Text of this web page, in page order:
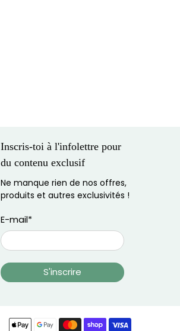
Inscris-toi à l'infolettre pour
du contenu exclusif
Ne manque rien de nos offres,
produits et autres exclusivités !
E-mail*
S'inscrire